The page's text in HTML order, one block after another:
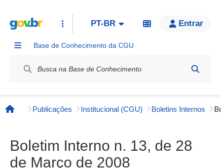
PT-BR Entrar
Base de Conhecimento da CGU
Página inicial
Publicações Institucional (CGU) Boletins Internos
Boletim Interno n. 13, de 28
de Março de 2008